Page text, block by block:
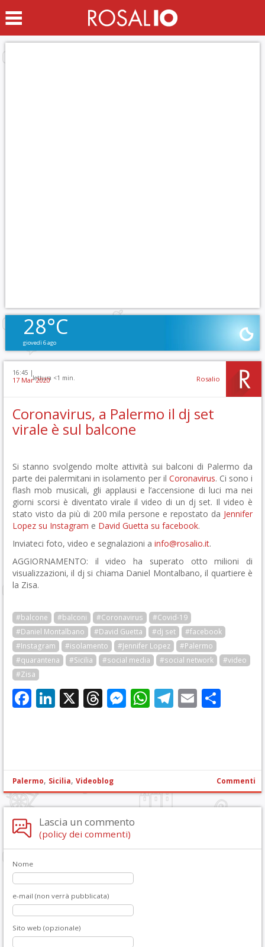
28°C
giovedì 6 ago
16:45 |
lettura <1 min.
17 Mar 2020 Rosalio
Coronavirus, a Palermo il dj set
virale è sul balcone
Si stanno svolgendo molte attività sui balconi di Palermo da
parte dei palermitani in isolamento per il Coronavirus. Ci sono i
flash mob musicali, gli applausi e l’accensione di luci ma nei
giorni scorsi è diventato virale il video di un dj set. Il video è
stato visto da più di 200 mila persone e repostato da Jennifer
Lopez su Instagram e David Guetta su facebook.
Inviateci foto, video e segnalazioni a info@rosalio.it.
AGGIORNAMENTO: il video ha superato otto milioni di
visualizzazioni, il dj si chiama Daniel Montalbano, il quartiere è
la Zisa.
#balcone #balconi #Coronavirus
#Covid-19
#Daniel Montalbano
#David Guetta #dj set
#facebook
#Instagram
#isolamento #Jennifer Lopez
#Palermo
#quarantena
#Sicilia #social media #social network
#video
#Zisa
Facebook
LinkedIn
X Threads
Messenger
WhatsApp
Telegram
Email
Palermo, Sicilia, Videoblog Commenti
Lascia un commento
(policy dei commenti)
Nome
e-mail (non verrà pubblicata)
Sito web (opzionale)